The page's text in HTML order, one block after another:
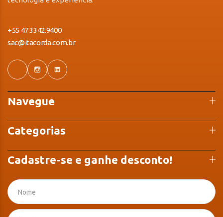
+55 47 3342.9400
sac@itacorda.com.br
Navegue
Categorias
Cadastre-se e ganhe desconto!